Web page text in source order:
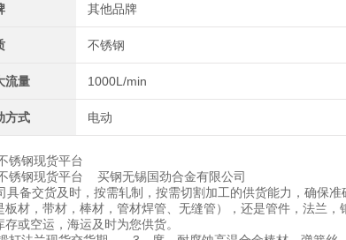
其他品牌
不锈钢
流量 1000L/min
方式 电动
锈钢现货平台
锈钢现货平台 买钢无锡国劲合金有限公司
备交货及时，按需轧制，按需切割加工的供货能力，确保
板材，带材，棒材，管材焊管、无缝管），还是管件，法兰
存或空运，海运及时为您供货。